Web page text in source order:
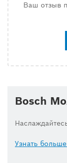
Ваш отзыв
Bosch
Узнать больше